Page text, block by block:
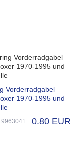
Vorderradgabel
1970-1995 und
0.80